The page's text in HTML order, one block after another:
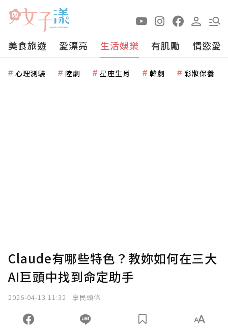
美食旅遊 愛漂亮 生活娛樂 有肌勵 情慾愛
心理測驗 陸劇 星座生肖 韓劇 彩妝保養
Claude有哪些特色？教妳如何在三大
AI巨頭中找到命定助手
2026-04-13 11:32 享民頭條